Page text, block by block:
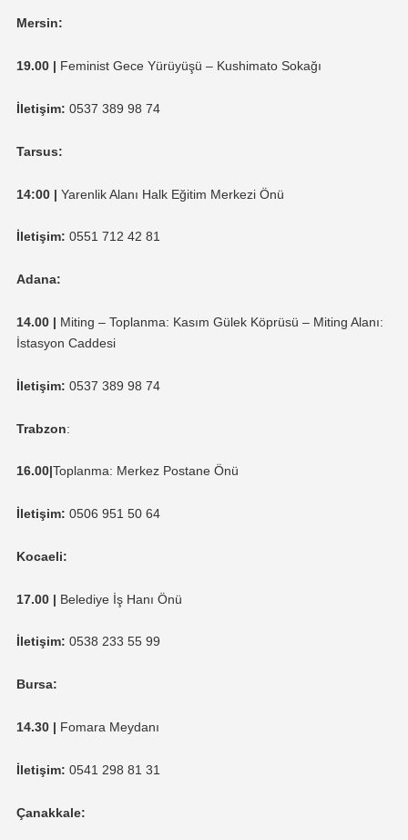
Mersin:
19.00 | Feminist Gece Yürüyüşü – Kushimato Sokağı
İletişim: 0537 389 98 74
Tarsus:
14:00 | Yarenlik Alanı Halk Eğitim Merkezi Önü
İletişim: 0551 712 42 81
Adana:
14.00 | Miting – Toplanma: Kasım Gülek Köprüsü – Miting Alanı:
İstasyon Caddesi
İletişim: 0537 389 98 74
Trabzon:
16.00|Toplanma: Merkez Postane Önü
İletişim: 0506 951 50 64
Kocaeli:
17.00 | Belediye İş Hanı Önü
İletişim: 0538 233 55 99
Bursa:
14.30 | Fomara Meydanı
İletişim: 0541 298 81 31
Çanakkale: